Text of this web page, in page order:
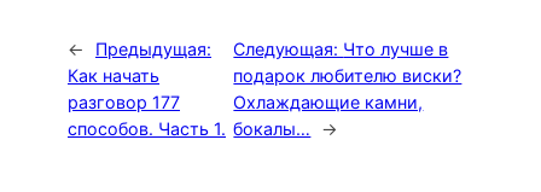
←
Предыдущая:
Как начать
разговор 177
способов. Часть 1.
Следующая: Что лучше в
подарок любителю виски?
Охлаждающие камни,
бокалы…
→